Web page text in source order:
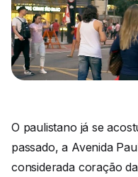
O paulistano já se
passado, a Avenida
considerada coração